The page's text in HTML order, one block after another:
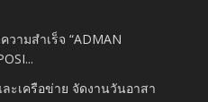
ามสำเร็จ “ADMAN
ะเครือข่าย จัดงานวันอาสา